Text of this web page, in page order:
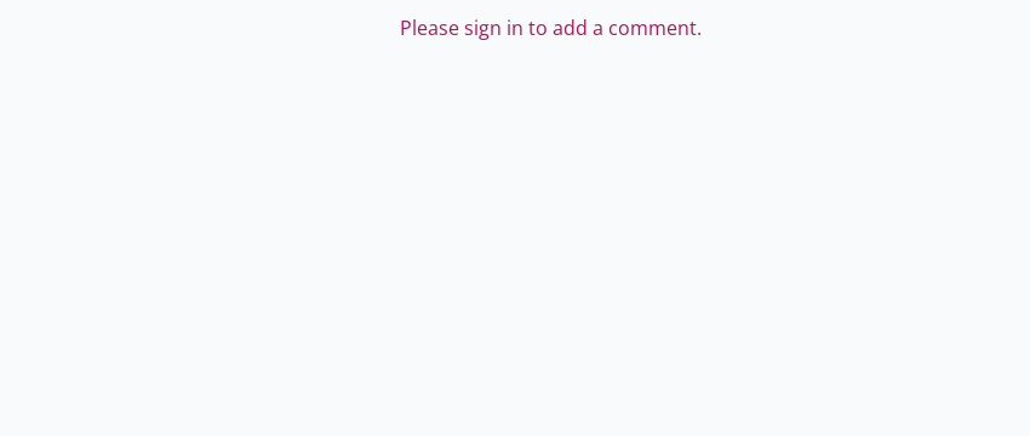
Please sign in to add a comment.